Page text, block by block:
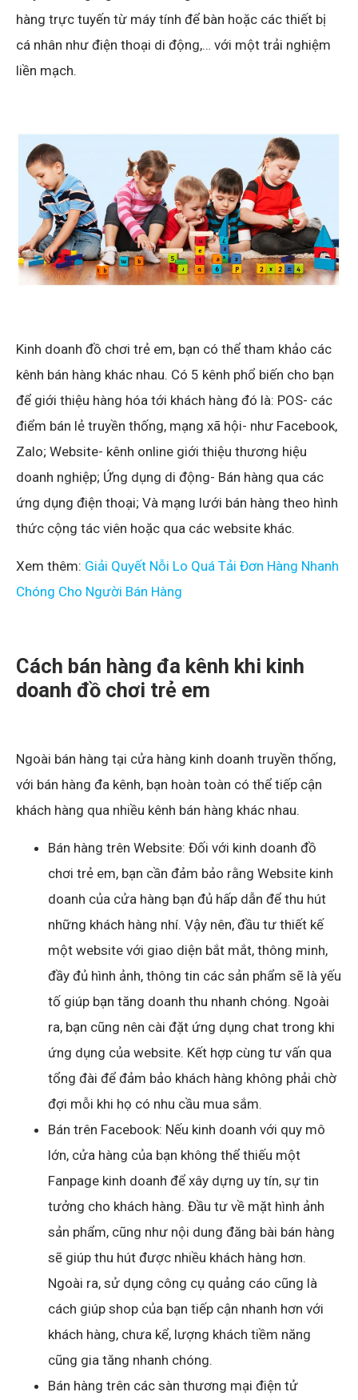
hàng trực tuyến từ máy tính để bàn hoặc các thiết bị
cá nhân như điện thoại di động,… với một trải nghiệm
liền mạch.
Kinh doanh đồ chơi trẻ em, bạn có thể tham khảo các
kênh bán hàng khác nhau. Có 5 kênh phổ biến cho bạn
để giới thiệu hàng hóa tới khách hàng đó là: POS- các
điểm bán lẻ truyền thống, mạng xã hội- như Facebook,
Zalo; Website- kênh online giới thiệu thương hiệu
doanh nghiệp; Ứng dụng di động- Bán hàng qua các
ứng dụng điện thoại; Và mạng lưới bán hàng theo hình
thức cộng tác viên hoặc qua các website khác.
Xem thêm: Giải Quyết Nỗi Lo Quá Tải Đơn Hàng Nhanh
Chóng Cho Người Bán Hàng
Cách bán hàng đa kênh khi kinh
doanh đồ chơi trẻ em
Ngoài bán hàng tại cửa hàng kinh doanh truyền thống,
với bán hàng đa kênh, bạn hoàn toàn có thể tiếp cận
khách hàng qua nhiều kênh bán hàng khác nhau.
Bán hàng trên Website: Đối với kinh doanh đồ
chơi trẻ em, bạn cần đảm bảo rằng Website kinh
doanh của cửa hàng bạn đủ hấp dẫn để thu hút
những khách hàng nhí. Vậy nên, đầu tư thiết kế
một website với giao diện bắt mắt, thông minh,
đầy đủ hình ảnh, thông tin các sản phẩm sẽ là yếu
tố giúp bạn tăng doanh thu nhanh chóng. Ngoài
ra, bạn cũng nên cài đặt ứng dụng chat trong khi
ứng dụng của website. Kết hợp cùng tư vấn qua
tổng đài để đảm bảo khách hàng không phải chờ
đợi mỗi khi họ có nhu cầu mua sắm.
Bán trên Facebook: Nếu kinh doanh với quy mô
lớn, cửa hàng của bạn không thể thiếu một
Fanpage kinh doanh để xây dựng uy tín, sự tin
tưởng cho khách hàng. Đầu tư về mặt hình ảnh
sản phẩm, cũng như nội dung đăng bài bán hàng
sẽ giúp thu hút được nhiều khách hàng hơn.
Ngoài ra, sử dụng công cụ quảng cáo cũng là
cách giúp shop của bạn tiếp cận nhanh hơn với
khách hàng, chưa kể, lượng khách tiềm năng
cũng gia tăng nhanh chóng.
Bán hàng trên các sàn thương mại điện tử